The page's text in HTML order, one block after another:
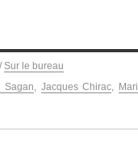
/ Sur le bureau
Sagan Jacques Chirac